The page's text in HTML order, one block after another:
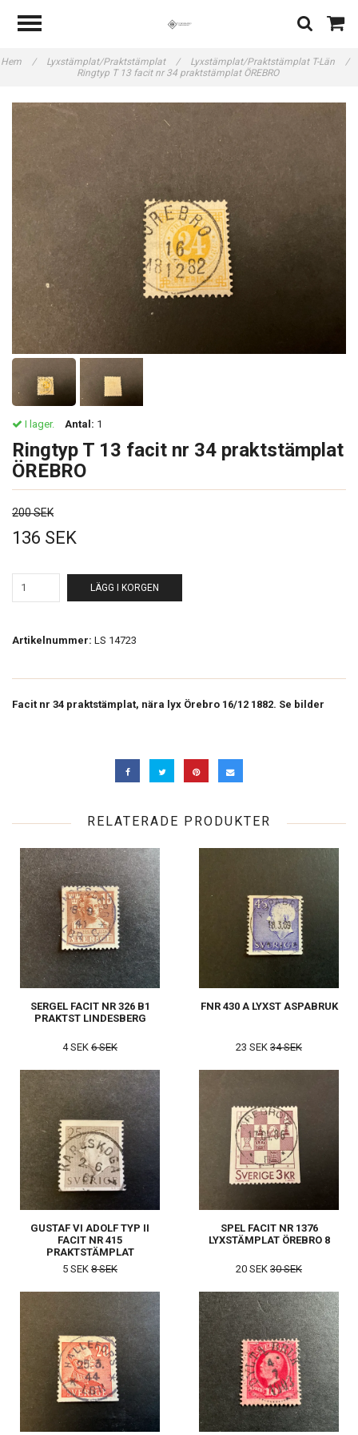
Hem / Lyxstämplat/Praktstämplat / Lyxstämplat/Praktstämplat T-Län
/
Ringtyp T 13 facit nr 34 praktstämplat ÖREBRO
I lager. Antal: 1
Ringtyp T 13 facit nr 34 praktstämplat
ÖREBRO
200 SEK
136 SEK
LÄGG I KORGEN
Artikelnummer: LS 14723
Facit nr 34 praktstämplat, nära lyx Örebro 16/12 1882. Se bilder
RELATERADE PRODUKTER
SERGEL FACIT NR 326 B1
PRAKTST LINDESBERG
4 SEK 6 SEK
FNR 430 A LYXST ASPABRUK
23 SEK 34 SEK
GUSTAF VI ADOLF TYP II
FACIT NR 415
PRAKTSTÄMPLAT
KARLSKOGA 1
5 SEK 8 SEK
SPEL FACIT NR 1376
LYXSTÄMPLAT ÖREBRO 8
20 SEK 30 SEK